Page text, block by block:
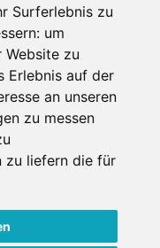
Surferlebnis zu
um
Website zu
Erlebnis auf der
an unseren
zu messen
zu liefern die für
Mediadaten